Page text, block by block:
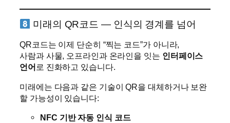
미래의 QR코드 — 인식의 경계를 넘어
QR코드는 이제 단순히 “찍는 코드”가 아니라,
사람과 사물, 오프라인과 온라인을 잇는 인터페이스
언어 로 진화하고 있습니다.
미래에는 다음과 같은 기술이 QR을 대체하거나 보완
할 가능성이 있습니다:
NFC 기반 자동 인식 코드